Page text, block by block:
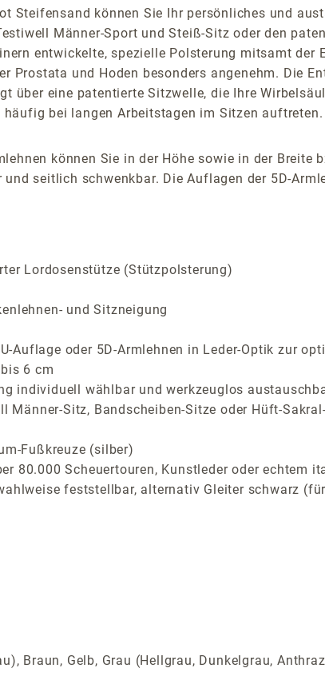
Steifensand können Sie Ihr persönliches und
Männer-Sport und Steiß-Sitz oder den
entwickelte, spezielle Polsterung mitsamt der
Prostata und Hoden besonders angenehm. Die
über eine patentierte Sitzwelle, die Ihre
bei langen Arbeitstagen im Sitzen auftreten.
können Sie in der Höhe sowie in der Breite
seitlich schwenkbar. Die Auflagen der 5D-
Lordosenstütze (Stützpolsterung)
und Sitzneigung
Auflage oder 5D-Armlehnen in Leder-Optik zur
6 cm
individuell wählbar und werkzeuglos
Sitz, Bandscheiben-Sitze oder Hüft-
Fußkreuze (silber)
80.000 Scheuertouren, Kunstleder oder echtem
feststellbar, alternativ Gleiter schwarz
Braun, Gelb, Grau (Hellgrau, Dunkelgrau,